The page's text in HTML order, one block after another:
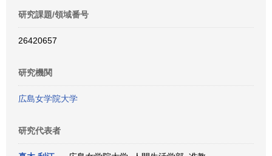
研究課題/領域番号
26420657
研究機関
広島女学院大学
研究代表者